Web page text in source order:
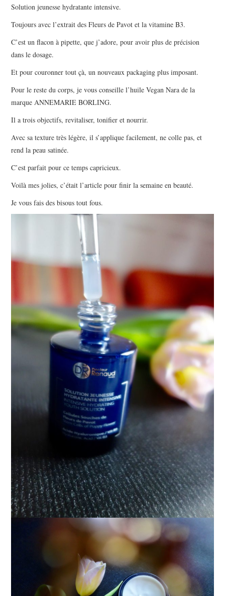
Solution jeunesse hydratante intensive.
Toujours avec l’extrait des Fleurs de Pavot et la vitamine B3.
C’est un flacon à pipette, que j’adore, pour avoir plus de précision
dans le dosage.
Et pour couronner tout çà, un nouveaux packaging plus imposant.
Pour le reste du corps, je vous conseille l’huile Vegan Nara de la
marque ANNEMARIE BORLING.
Il a trois objectifs, revitaliser, tonifier et nourrir.
Avec sa texture très légère, il s’applique facilement, ne colle pas, et
rend la peau satinée.
C’est parfait pour ce temps capricieux.
Voilà mes jolies, c’était l’article pour finir la semaine en beauté.
Je vous fais des bisous tout fous.